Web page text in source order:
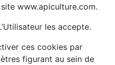
www.apiculture.com.
les accepte.
ces cookies par
figurant au sein de